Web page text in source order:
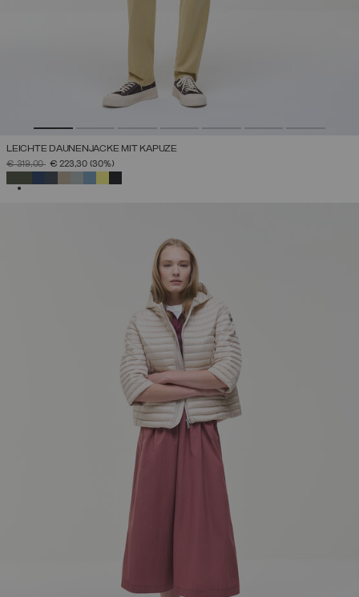
LEICHTE DAUNENJACKE MIT KAPUZE
PREIS REDUZIERT VON
€ 319,00AUF
€ 223,30 (30%)